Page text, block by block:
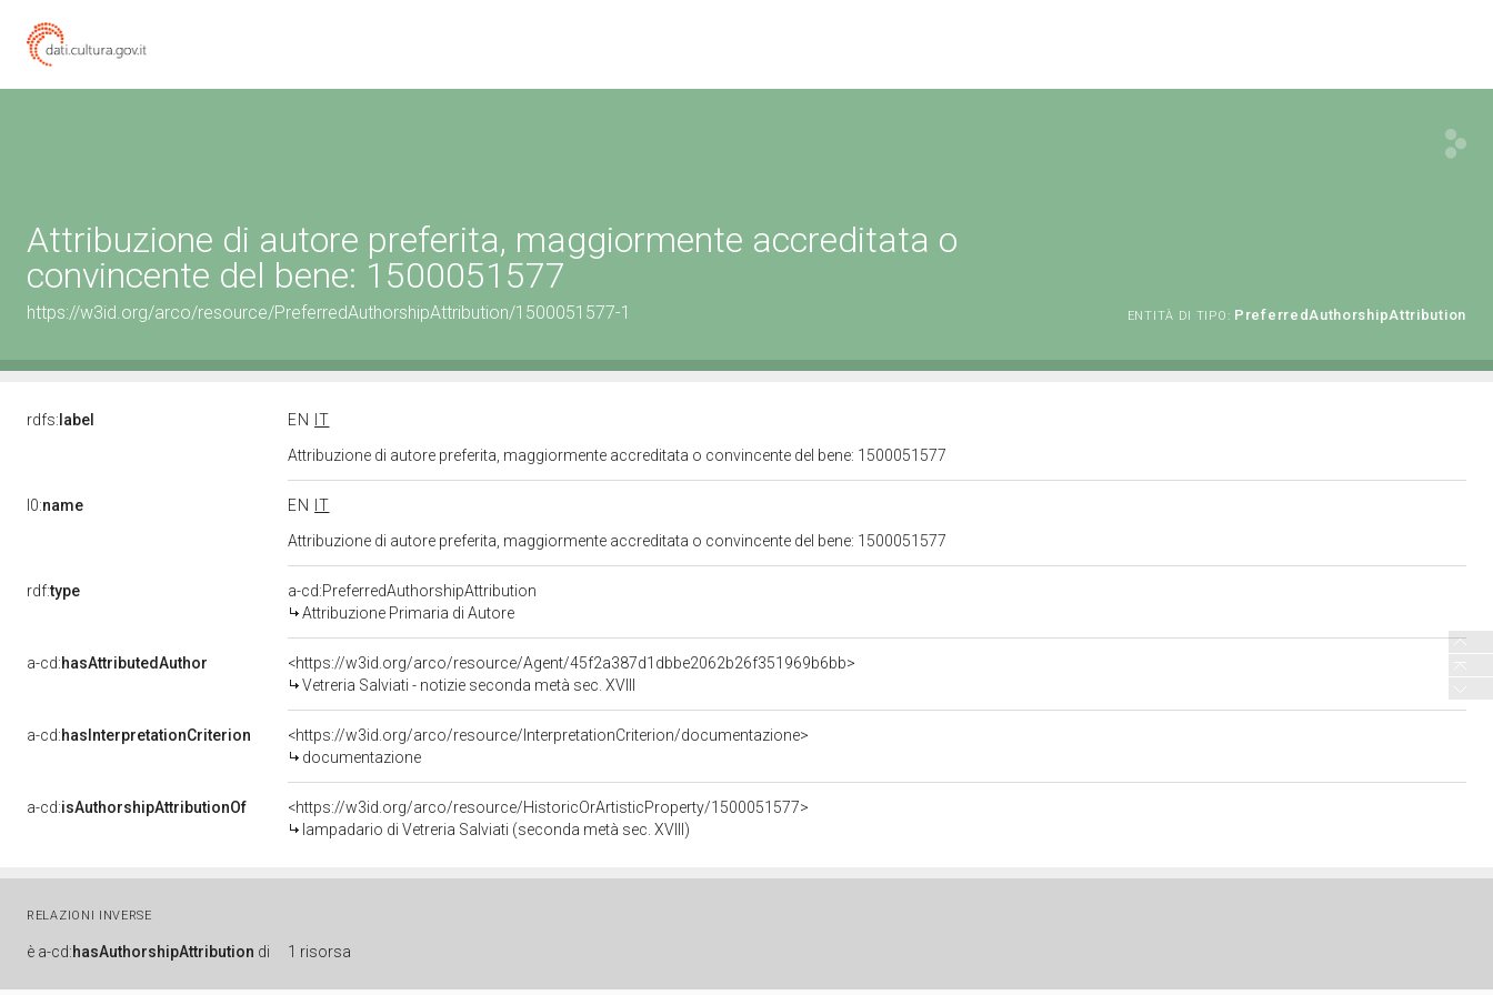
Attribuzione di autore preferita, maggiormente accreditata o
convincente del bene: 1500051577
https://w3id.org/arco/resource/PreferredAuthorshipAttribution/1500051577-1 ENTITÀ DI TIPO: PreferredAuthorshipAttribution
rdfs: label EN
IT
Attribuzione di autore preferita, maggiormente accreditata o convincente del bene: 1500051577
l0:name EN
IT
Attribuzione di autore preferita, maggiormente accreditata o convincente del bene: 1500051577
rdf:type
a-cd:PreferredAuthorshipAttribution
Attribuzione Primaria di Autore
a-cd:hasAttributedAuthor
<https://w3id.org/arco/resource/Agent/45f2a387d1dbbe2062b26f351969b6bb>
Vetreria Salviati - notizie seconda metà sec. XVIII
a-cd:hasInterpretationCriterion
<https://w3id.org/arco/resource/InterpretationCriterion/documentazione>
documentazione
a-cd:isAuthorshipAttributionOf
<https://w3id.org/arco/resource/HistoricOrArtisticProperty/1500051577>
lampadario di Vetreria Salviati (seconda metà sec. XVIII)
RELAZIONI INVERSE
è a-cd:hasAuthorshipAttribution di 1 risorsa